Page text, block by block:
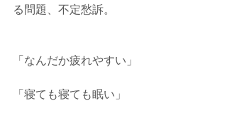
る問題、不定愁訴。
「なんだか疲れやすい」
「寝ても寝ても眠い」